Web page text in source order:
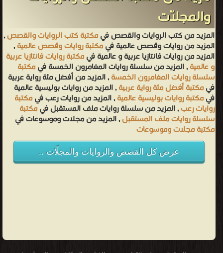
والمجلّات
المزيد من كتب الروايات والقصص فيمكتبة كتب الروايات والقصص,
المزيد من روايات وقصص عالمية فيمكتبة روايات وقصص عالمية,
المزيد من روايات فانتازيا عربية و عالمية فيمكتبة روايات فانتازيا عربية
و عالمية, المزيد من سلسلة روايات المغامرون الخمسة فيمكتبة
سلسلة روايات المغامرون الخمسة, المزيد من أفضل مئة رواية عربية
فيمكتبة أفضل مئة رواية عربية, المزيد من روايات بوليسية عالمية
فيمكتبة روايات بوليسية عالمية, المزيد من روايات رعب فيمكتبة
روايات رعب, المزيد من سلسلة روايات ملف المستقبل فيمكتبة
سلسلة روايات ملف المستقبل, المزيد من مجلات وموسوعات في
مكتبة مجلات وموسوعات
عرض كل القصص والروايات والمجلّات ..